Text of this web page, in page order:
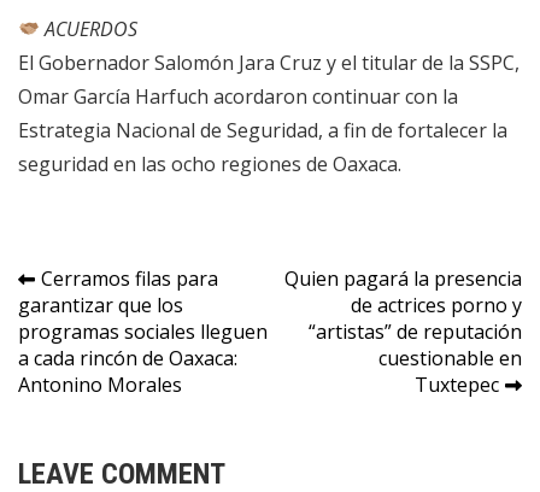
ACUERDOS
El Gobernador Salomón Jara Cruz y el titular de la SSPC,
Omar García Harfuch acordaron continuar con la
Estrategia Nacional de Seguridad, a fin de fortalecer la
seguridad en las ocho regiones de Oaxaca.
Navegación
de
entradas
Cerramos filas para
garantizar que los
programas sociales lleguen
a cada rincón de Oaxaca:
Antonino Morales
Quien pagará la presencia
de actrices porno y
“artistas” de reputación
cuestionable en
Tuxtepec
LEAVE COMMENT